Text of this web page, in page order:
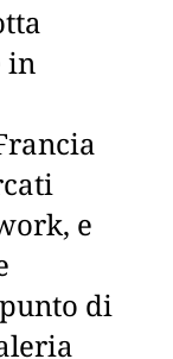
in
e
di